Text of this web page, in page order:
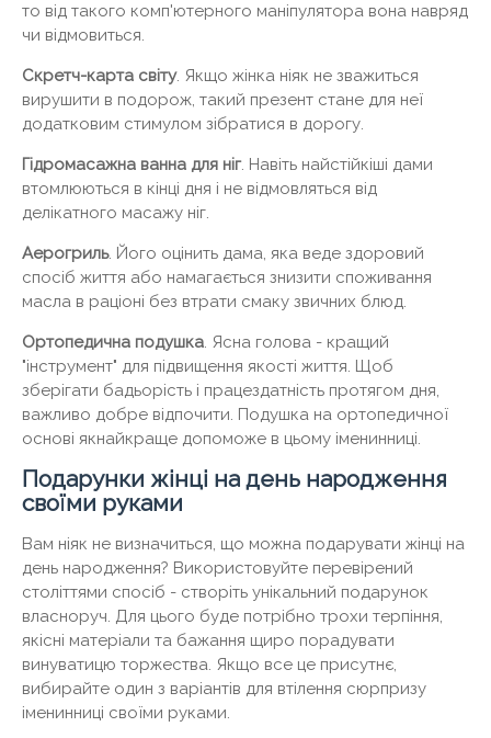
то від такого комп'ютерного маніпулятора вона навряд
чи відмовиться.
Скретч-карта світу. Якщо жінка ніяк не зважиться
вирушити в подорож, такий презент стане для неї
додатковим стимулом зібратися в дорогу.
Гідромасажна ванна для ніг. Навіть найстійкіші дами
втомлюються в кінці дня і не відмовляться від
делікатного масажу ніг.
Аерогриль. Його оцінить дама, яка веде здоровий
спосіб життя або намагається знизити споживання
масла в раціоні без втрати смаку звичних блюд.
Ортопедична подушка. Ясна голова - кращий
"інструмент" для підвищення якості життя. Щоб
зберігати бадьорість і працездатність протягом дня,
важливо добре відпочити. Подушка на ортопедичної
основі якнайкраще допоможе в цьому іменинниці.
Подарунки жінці на день народження
своїми руками
Вам ніяк не визначиться, що можна подарувати жінці на
день народження? Використовуйте перевірений
століттями спосіб - створіть унікальний подарунок
власноруч. Для цього буде потрібно трохи терпіння,
якісні матеріали та бажання щиро порадувати
винуватицю торжества. Якщо все це присутнє,
вибирайте один з варіантів для втілення сюрпризу
іменинниці своїми руками.